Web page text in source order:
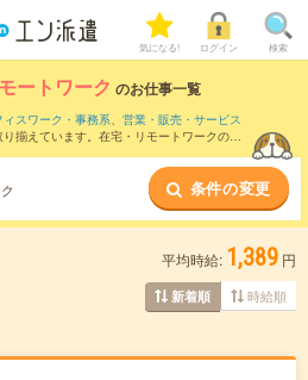
気になる! ログイン 検索
ートワーク のお仕事一覧
ィスワーク・事務系、 営業・販売・サービス
揃えています。在宅・リモートワークの条
条件の変更
平均時給: 1,389 円
新着順 時給順